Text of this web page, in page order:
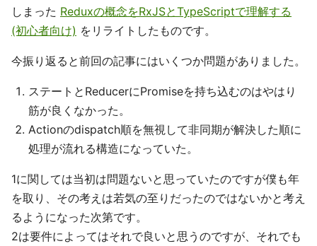
しまった Reduxの概念をRxJSとTypeScriptで理解する
(初心者向け) をリライトしたものです。
今振り返ると前回の記事にはいくつか問題がありました。
ステートとReducerにPromiseを持ち込むのはやはり
筋が良くなかった。
Actionのdispatch順を無視して非同期が解決した順に
処理が流れる構造になっていた。
1に関しては当初は問題ないと思っていたのですが僕も年
を取り、その考えは若気の至りだったのではないかと考え
るようになった次第です。
2は要件によってはそれで良いと思うのですが、それでも